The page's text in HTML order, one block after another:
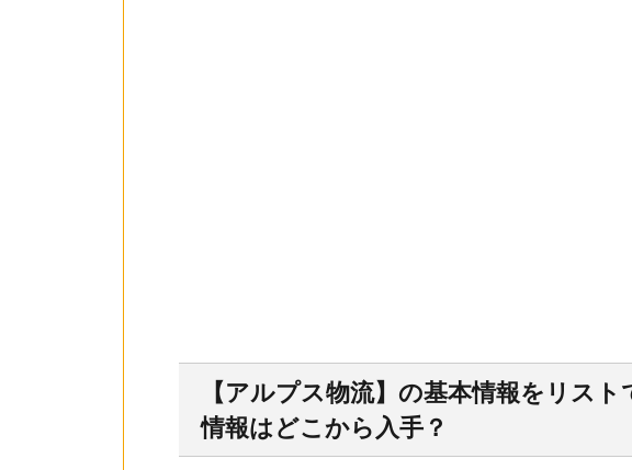
【アルプス物流】の基本情報をリス
情報はどこから入手？